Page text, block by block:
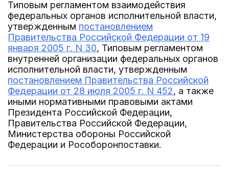
Типовым регламентом взаимодействия
федеральных органов исполнительной власти,
утвержденным постановлением
Правительства Российской Федерации от 19
января 2005 г. N 30, Типовым регламентом
внутренней организации федеральных органов
исполнительной власти, утвержденным
постановлением Правительства Российской
Федерации от 28 июля 2005 г. N 452, а также
иными нормативными правовыми актами
Президента Российской Федерации,
Правительства Российской Федерации,
Министерства обороны Российской
Федерации и Рособоронпоставки.